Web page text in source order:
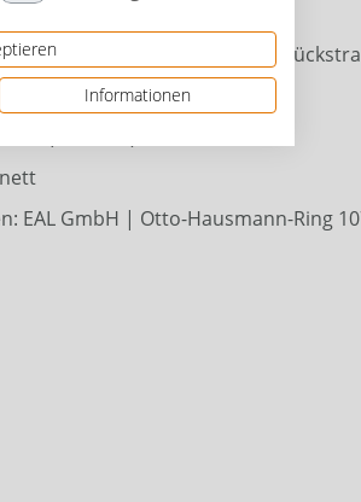
Bremslicht, Blinker,
EAL GmbH | Otto-Hausmann-Ring
Informationen